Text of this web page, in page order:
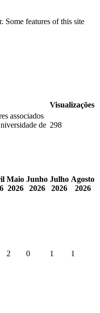
Some features of this site
Visualizações
associados
de 298
Maio
2026
Junho
2026
Julho
2026
Agosto
2026
2 0 1 1